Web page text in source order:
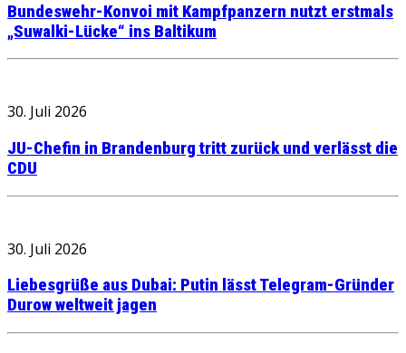
Bundeswehr-Konvoi mit Kampfpanzern nutzt erstmals
„Suwalki-Lücke“ ins Baltikum
30. Juli 2026
JU-Chefin in Brandenburg tritt zurück und verlässt die
CDU
30. Juli 2026
Liebesgrüße aus Dubai: Putin lässt Telegram-Gründer
Durow weltweit jagen